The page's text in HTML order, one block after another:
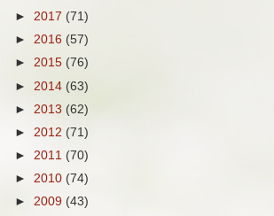
► 2017 (71)
► 2016 (57)
► 2015 (76)
► 2014 (63)
► 2013 (62)
► 2012 (71)
► 2011 (70)
► 2010 (74)
► 2009 (43)